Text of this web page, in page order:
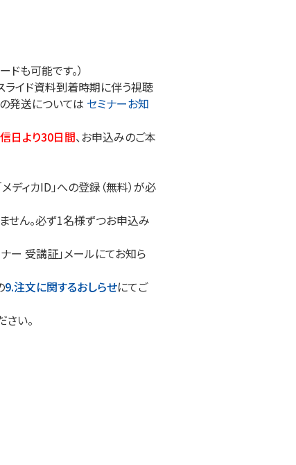
も可能です。）
ライド資料到着時期に伴う視聴
発送については セミナーお知
日より30日間、お申込みのご本
ディカID」への登録（無料）が必
せん。必ず1名様ずつお申込み
ー 受講証」メールにてお知ら
9.注文に関するおしらせにてご
さい。